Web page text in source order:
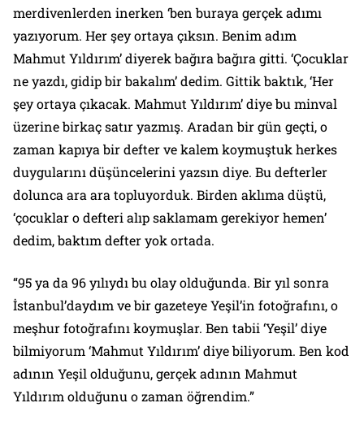
merdivenlerden inerken ‘ben buraya gerçek adımı
yazıyorum. Her şey ortaya çıksın. Benim adım
Mahmut Yıldırım’ diyerek bağıra bağıra gitti. ‘Çocuklar
ne yazdı, gidip bir bakalım’ dedim. Gittik baktık, ‘Her
şey ortaya çıkacak. Mahmut Yıldırım’ diye bu minval
üzerine birkaç satır yazmış. Aradan bir gün geçti, o
zaman kapıya bir defter ve kalem koymuştuk herkes
duygularını düşüncelerini yazsın diye. Bu defterler
dolunca ara ara topluyorduk. Birden aklıma düştü,
‘çocuklar o defteri alıp saklamam gerekiyor hemen’
dedim, baktım defter yok ortada.
“95 ya da 96 yılıydı bu olay olduğunda. Bir yıl sonra
İstanbul’daydım ve bir gazeteye Yeşil’in fotoğrafını, o
meşhur fotoğrafını koymuşlar. Ben tabii ‘Yeşil’ diye
bilmiyorum ‘Mahmut Yıldırım’ diye biliyorum. Ben kod
adının Yeşil olduğunu, gerçek adının Mahmut
Yıldırım olduğunu o zaman öğrendim.”